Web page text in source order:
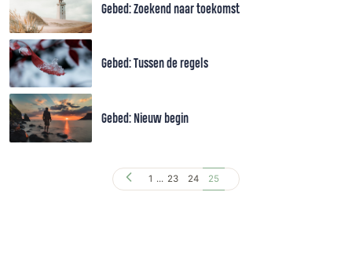
Gebed: Zoekend naar toekomst
Gebed: Tussen de regels
Gebed: Nieuw begin
1 ... 23 24 25